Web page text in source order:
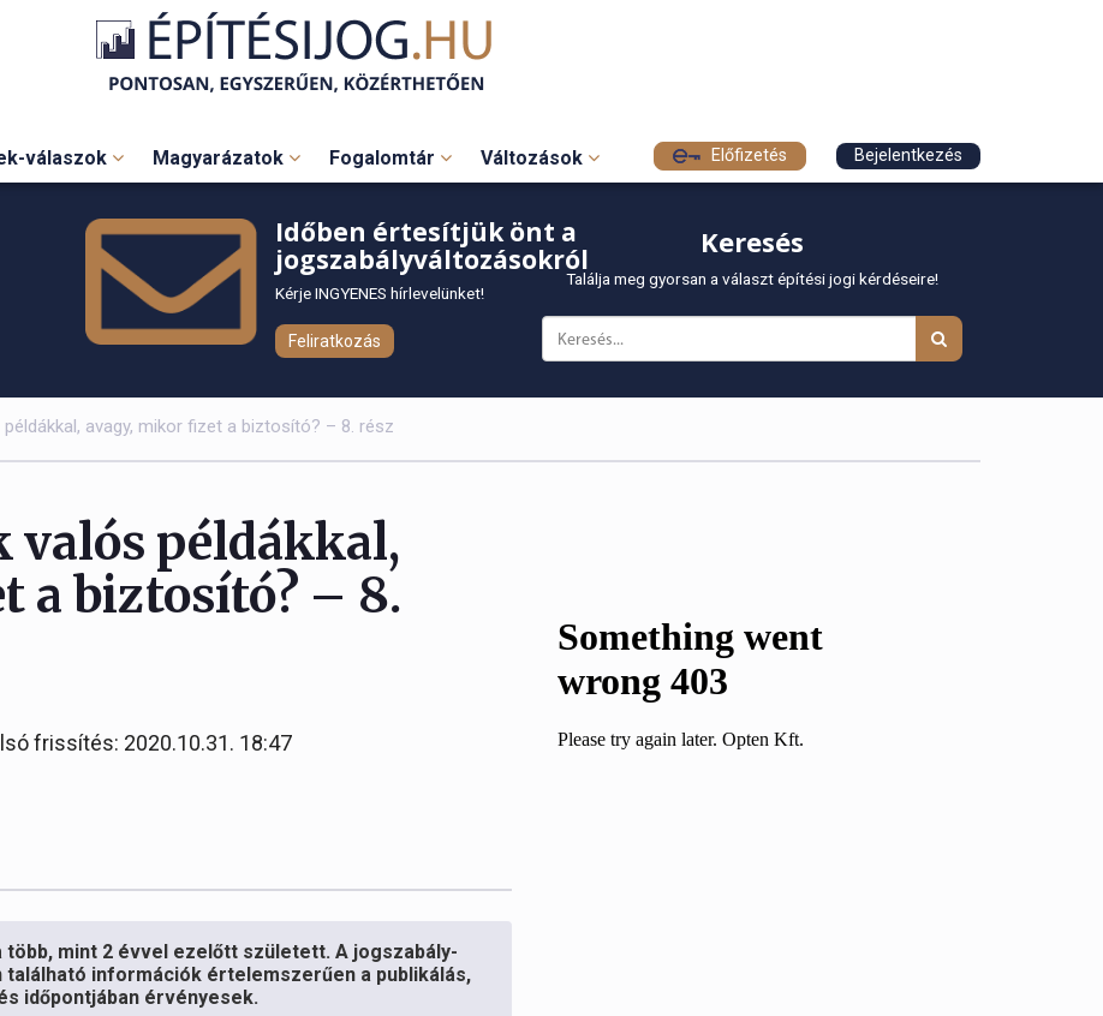
válaszok Magyarázatok Fogalomtár Változások Előfizetés Bejelentkezés
Időben értesítjük önt a
jogszabályváltozásokról
Kérje INGYENES hírlevelünket!
Feliratkozás
Keresés
Találja meg gyorsan a választ építési jogi kérdéseire!
avagy, mikor fizet a biztosító? – 8. rész
valós példákkal,
a biztosító? – 8.
frissítés: 2020.10.31. 18:47
mint 2 évvel ezelőtt született. A jogszabály-
információk értelemszerűen a publikálás,
időpontjában érvényesek.